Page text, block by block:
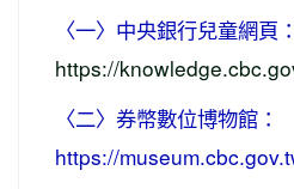
〈一〉中央銀行兒童網頁：
https://
〈二〉券幣數位博物館：
https://